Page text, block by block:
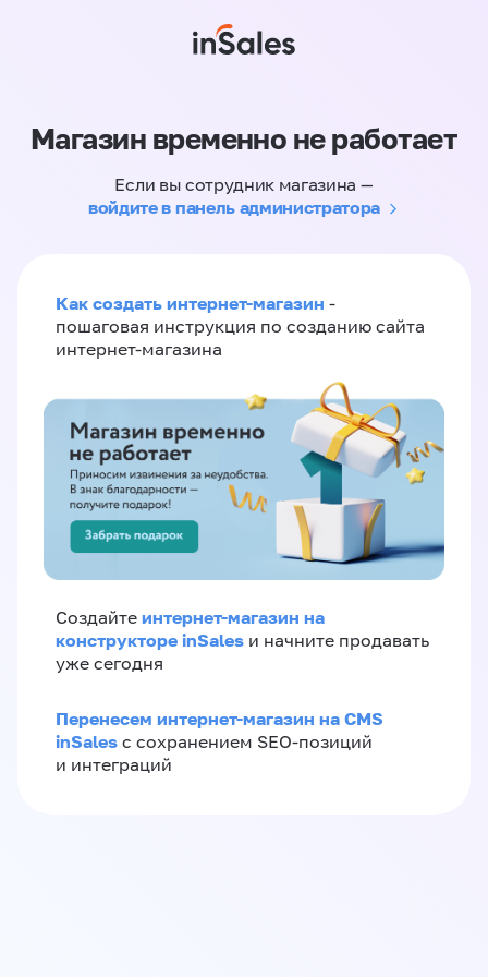
Магазин временно не работает
Если вы сотрудник магазина —
войдите в панель администратора
Как создать интернет-магазин -
пошаговая инструкция по созданию сайта
интернет-магазина
Создайте интернет-магазин на
конструкторе inSales и начните продавать
уже сегодня
Перенесем интернет-магазин на CMS
inSales с сохранением SEO-позиций
и интеграций